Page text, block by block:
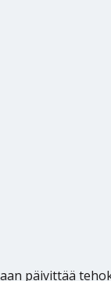
päivittää